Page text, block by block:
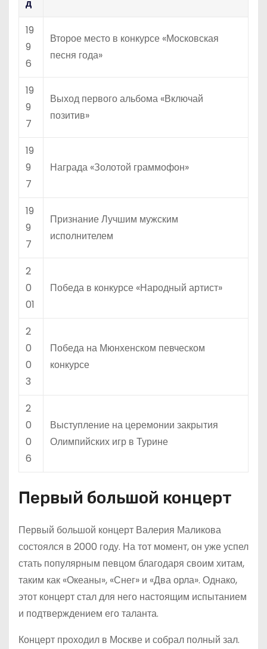
д
19
9
6
Второе место в конкурсе «Московская
песня года»
19
9
7
Выход первого альбома «Включай
позитив»
19
9
7
Награда «Золотой граммофон»
19
9
7
Признание Лучшим мужским
исполнителем
2
0
01
Победа в конкурсе «Народный артист»
2
0
0
3
Победа на Мюнхенском певческом
конкурсе
2
0
0
6
Выступление на церемонии закрытия
Олимпийских игр в Турине
Первый большой концерт
Первый большой концерт Валерия Маликова
состоялся в 2000 году. На тот момент, он уже успел
стать популярным певцом благодаря своим хитам,
таким как «Океаны», «Снег» и «Два орла». Однако,
этот концерт стал для него настоящим испытанием
и подтверждением его таланта.
Концерт проходил в Москве и собрал полный зал.